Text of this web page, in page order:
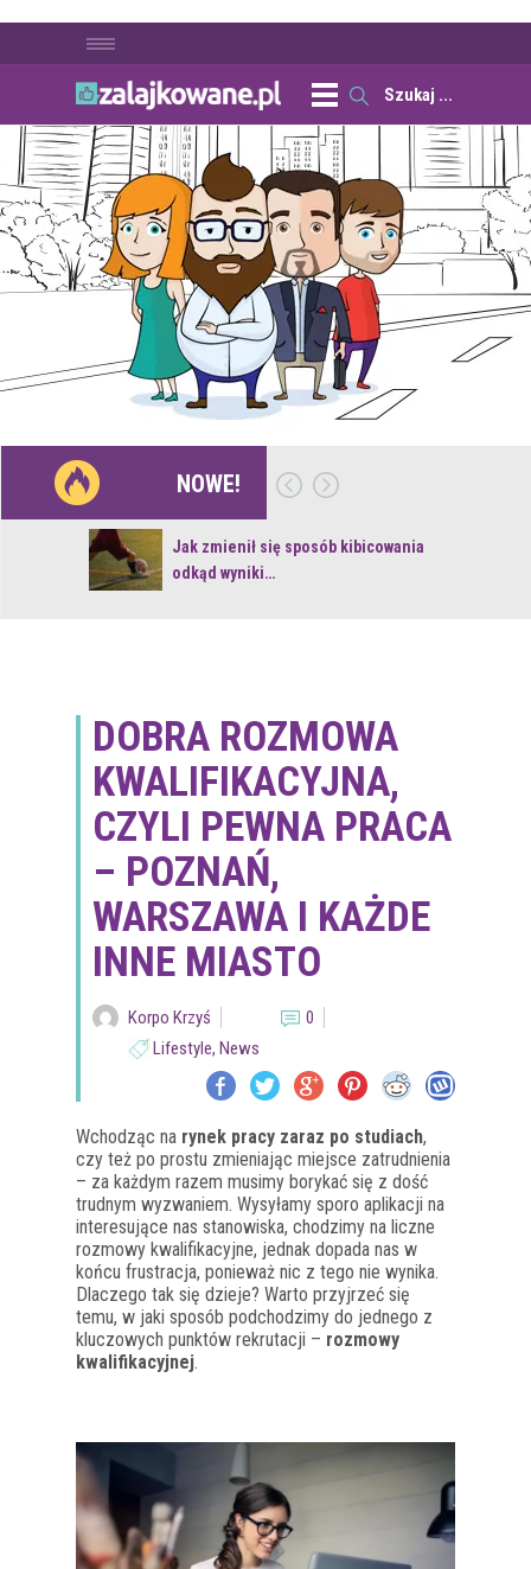
NOWE!
Jak zmienił się sposób kibicowania
odkąd wyniki…
DOBRA ROZMOWA
KWALIFIKACYJNA,
CZYLI PEWNA PRACA
– POZNAŃ,
WARSZAWA I KAŻDE
INNE MIASTO
Korpo Krzyś
0
Lifestyle, News
Wchodząc na rynek pracy zaraz po studiach,
czy też po prostu zmieniając miejsce zatrudnienia
– za każdym razem musimy borykać się z dość
trudnym wyzwaniem. Wysyłamy sporo aplikacji na
interesujące nas stanowiska, chodzimy na liczne
rozmowy kwalifikacyjne, jednak dopada nas w
końcu frustracja, ponieważ nic z tego nie wynika.
Dlaczego tak się dzieje? Warto przyjrzeć się
temu, w jaki sposób podchodzimy do jednego z
kluczowych punktów rekrutacji – rozmowy
kwalifikacyjnej.